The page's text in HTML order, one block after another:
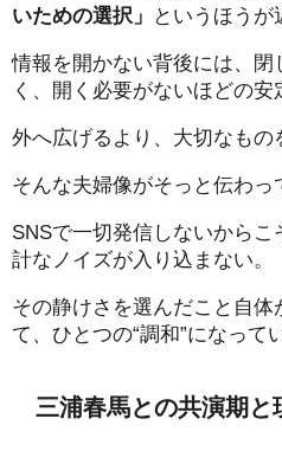
いための選択」
というほうが
情報を開かない背後には、閉
く、開く必要がないほどの安
外へ広げるより、大切なもの
そんな夫婦像がそっと伝わっ
SNSで一切発信しないから
計なノイズが入り込まない。
その静けさを選んだこと自体
て、ひとつの“調和”になって
三浦春馬との共演期と